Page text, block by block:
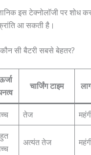
इस टेक्नोलॉजी पर शोध
आ सकती है।
सी बैटरी सबसे बेहतर?
चार्जिंग टाइम
तेज
अत्यंत तेज